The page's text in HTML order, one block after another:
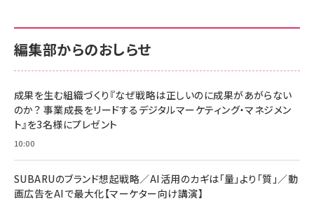
￥880
anan(アンアン)2026/06/24号 No.2500増刊
スペシャルエディション[王道エンタメの矜持／
￥1,100
anan(アンアン)2026/07/08号 No.2502[2026
￥880
ママ投資家が育休中に１億貯めた株式投資
サポート正規品 メーカー保証5年 KLMEA128G
NIMASO ガラスフィルム iPhone 17 用 保護フィ
すい ガイド枠付き いPhone17 (6.3インチ) 対応
2枚セット DSP25F1698
￥1,599
￥6,980
サポート正規品 メーカー保証5年 KLMEA128G
Amazon eギフトカード - Amazonロゴ - クラ
￥5,000
Anker PowerLine III Flow USB-C & USB-C
Pro/Air 各種対応 (1.8m ミッドナイトブラック)
￥1,890
編集部からのおしらせ
成果を生む組織づくり『なぜ戦略は正しいのに成果があがらない
のか？ 事業成長をリードするデジタルマーケティング・マネジメン
ト』を3名様にプレゼント
10:00
SUBARUのブランド想起戦略／AI活用のカギは「量」より「質」／動
画広告をAIで最大化【マーケター向け講演】